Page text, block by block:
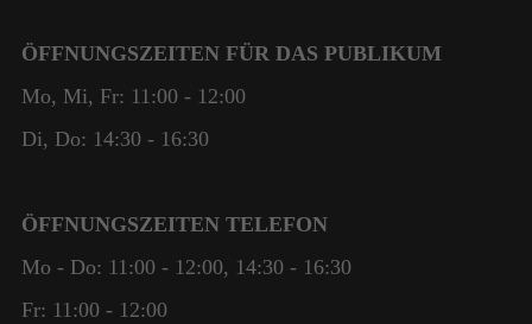
ÖFFNUNGSZEITEN FÜR DAS PUBLIKUM
Mo, Mi, Fr: 11:00 - 12:00
Di, Do: 14:30 - 16:30
ÖFFNUNGSZEITEN TELEFON
Mo - Do: 11:00 - 12:00, 14:30 - 16:30
Fr: 11:00 - 12:00